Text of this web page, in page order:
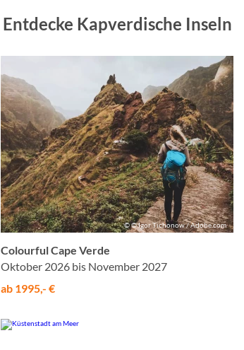
Entdecke Kapverdische Inseln
© © Igor Tichonow / Adobe.com
Colourful Cape Verde
Oktober 2026 bis November 2027
ab 1995,- €